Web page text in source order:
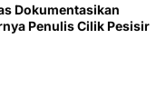
Dokumentasikan
Penulis Cilik Pesisir